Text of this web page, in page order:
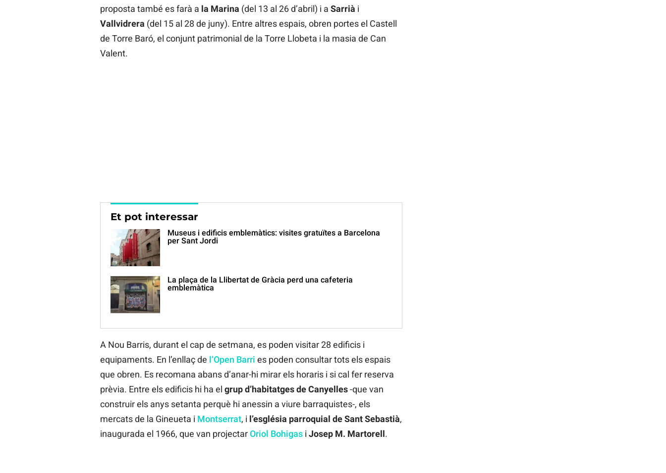
proposta també es farà a la Marina (del 13 al 26 d’abril) i a Sarrià i
Vallvidrera (del 15 al 28 de juny). Entre altres espais, obren portes el Castell
de Torre Baró, el conjunt patrimonial de la Torre Llobeta i la masia de Can
Valent.
Et pot interessar
Museus i edificis emblemàtics: visites gratuïtes a Barcelona
per Sant Jordi
La plaça de la Llibertat de Gràcia perd una cafeteria
emblemàtica
A Nou Barris, durant el cap de setmana, es poden visitar 28 edificis i
equipaments. En l’enllaç de l’Open Barri es poden consultar tots els espais
que obren. Es recomana abans d’anar-hi mirar els horaris i si cal fer reserva
prèvia. Entre els edificis hi ha el grup d’habitatges de Canyelles-que van
construir els anys setanta perquè hi anessin a viure barraquistes-, els
mercats de la Gineueta i Montserrat, i l’església parroquial de Sant Sebastià,
inaugurada el 1966, que van projectarOriol Bohigasi Josep M. Martorell.